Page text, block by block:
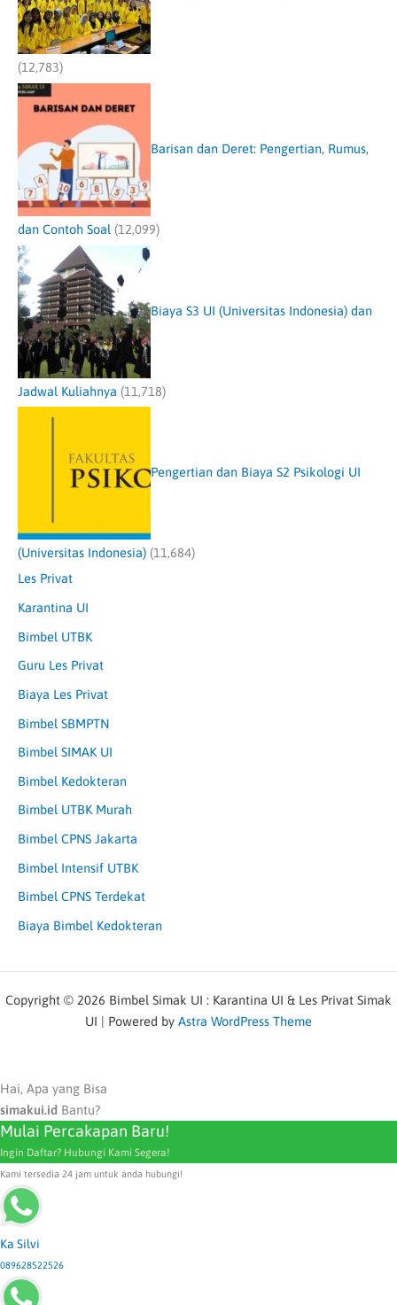
(12,783)
Barisan dan Deret: Pengertian, Rumus,
dan Contoh Soal (12,099)
Biaya S3 UI (Universitas Indonesia) dan
Jadwal Kuliahnya (11,718)
Pengertian dan Biaya S2 Psikologi UI
(Universitas Indonesia) (11,684)
Les Privat
Karantina UI
Bimbel UTBK
Guru Les Privat
Biaya Les Privat
Bimbel SBMPTN
Bimbel SIMAK UI
Bimbel Kedokteran
Bimbel UTBK Murah
Bimbel CPNS Jakarta
Bimbel Intensif UTBK
Bimbel CPNS Terdekat
Biaya Bimbel Kedokteran
Copyright © 2026 Bimbel Simak UI : Karantina UI & Les Privat Simak
UI | Powered by Astra WordPress Theme
Hai, Apa yang Bisa
simakui.id Bantu?
Mulai Percakapan Baru!
Ingin Daftar? Hubungi Kami Segera!
Kami tersedia 24 jam untuk anda hubungi!
Ka Silvi
089628522526